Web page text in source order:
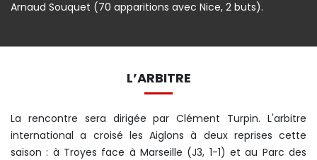
Arnaud Souquet (70 apparitions avec Nice, 2 buts).
L’ARBITRE
La rencontre sera dirigée par Clément Turpin. L'arbitre
international a croisé les Aiglons à deux reprises cette
saison : à Troyes face à Marseille (J3, 1-1) et au Parc des